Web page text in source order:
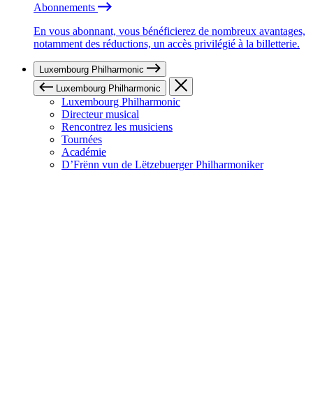
Abonnements
En vous abonnant, vous bénéficierez de nombreux avantages,
notamment des réductions, un accès privilégié à la billetterie.
Luxembourg Philharmonic
Luxembourg Philharmonic
Luxembourg Philharmonic
Directeur musical
Rencontrez les musiciens
Tournées
Académie
D’Frënn vun de Lëtzebuerger Philharmoniker